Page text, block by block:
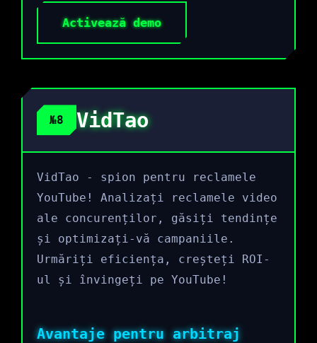
Activează demo
№8 VidTao
VidTao - spion pentru reclamele
YouTube! Analizați reclamele video
ale concurenților, găsiți tendințe
și optimizați-vă campaniile.
Urmăriți eficiența, creșteți ROI-
ul și învingeți pe YouTube!
Avantaje pentru arbitraj